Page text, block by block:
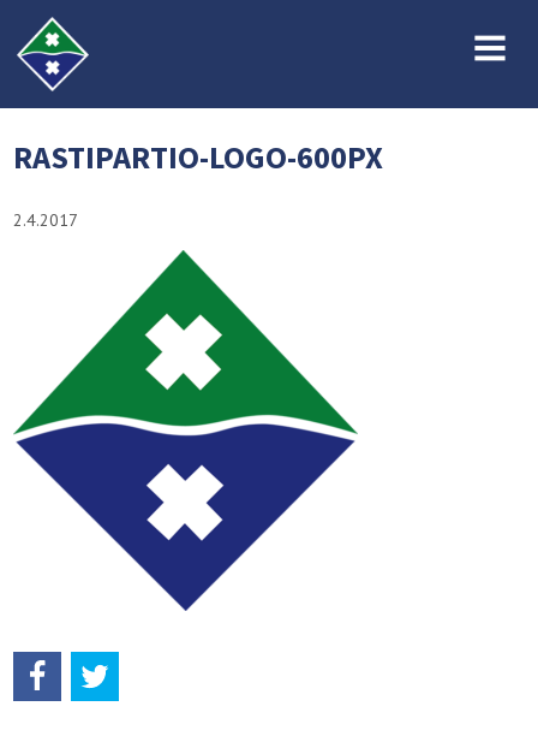
MENU
RASTIPARTIO-LOGO-600PX
2.4.2017